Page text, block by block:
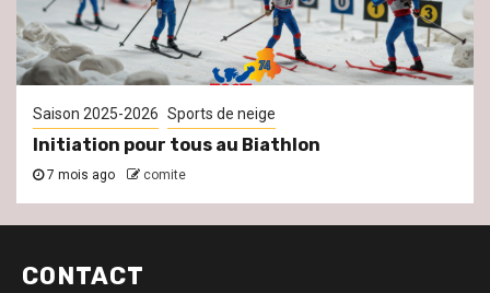
Saison 2025-2026 Sports de neige
Initiation pour tous au Biathlon
7 mois ago comite
CONTACT